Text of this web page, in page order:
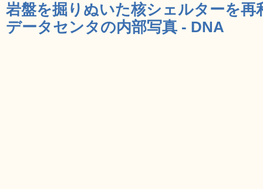
岩盤を掘りぬいた核シェルターを
データセンタの内部写真 - DNA